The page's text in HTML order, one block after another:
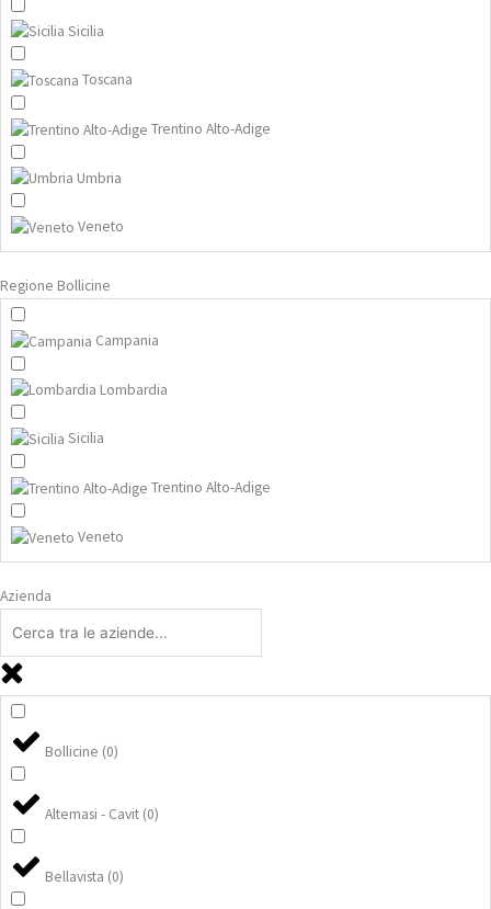
Sicilia
Toscana
Trentino Alto-Adige
Umbria
Veneto
Regione Bollicine
Campania
Lombardia
Sicilia
Trentino Alto-Adige
Veneto
Azienda
Bollicine (0)
Altemasi - Cavit (0)
Bellavista (0)